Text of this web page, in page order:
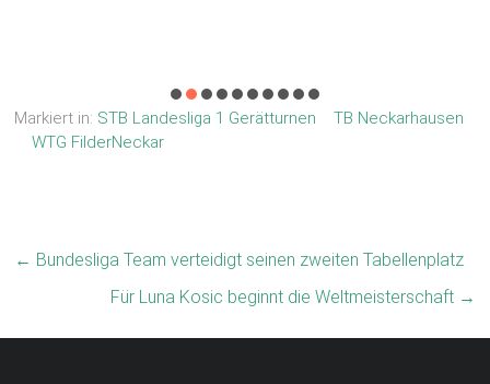
Markiert in: STB Landesliga 1 Gerätturnen
TB Neckarhausen
WTG FilderNeckar
← Bundesliga Team verteidigt seinen zweiten Tabellenplatz
Für Luna Kosic beginnt die Weltmeisterschaft →